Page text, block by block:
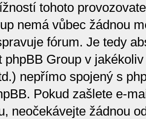
tohoto
nemá vůbec žádnou
fórum. Je tedy
phpBB Group v
nepřímo spojený s
Pokud zašlete e-
neočekávejte žádnou